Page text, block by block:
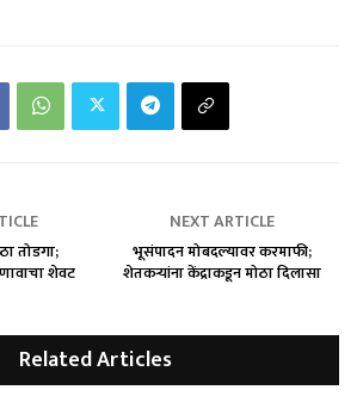
तोडगा;
शेवट
NEXT ARTICLE
भूसंपादन मोबदल्यावर करमाफी;
शेतकऱ्यांना केंद्राकडून मोठा दिलासा
Related Articles